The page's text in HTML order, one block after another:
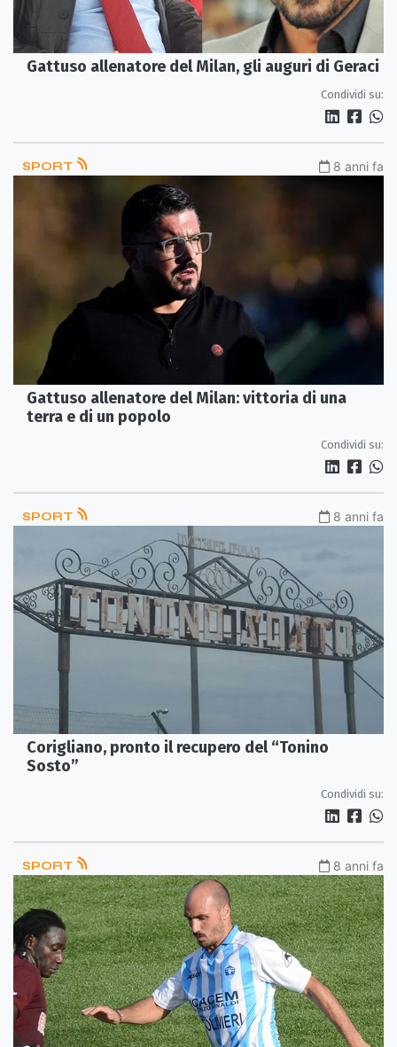
Gattuso allenatore del Milan, gli auguri di Geraci
Condividi su:
SPORT 8 anni fa
Gattuso allenatore del Milan: vittoria di una
terra e di un popolo
Condividi su:
SPORT 8 anni fa
Corigliano, pronto il recupero del “Tonino
Sosto”
Condividi su:
SPORT 8 anni fa